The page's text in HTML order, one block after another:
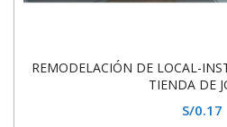
REMODELACIÓN DE LOCAL-
TIENDA DE
S/0.17